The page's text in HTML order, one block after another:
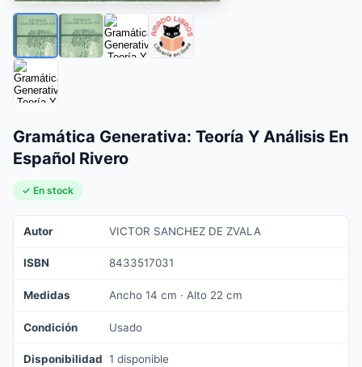
Gramática Generativa: Teoría Y Análisis En
Español Rivero
✓ En stock
Autor VICTOR SANCHEZ DE ZVALA
ISBN 8433517031
Medidas Ancho 14 cm · Alto 22 cm
Condición Usado
Disponibilidad 1 disponible